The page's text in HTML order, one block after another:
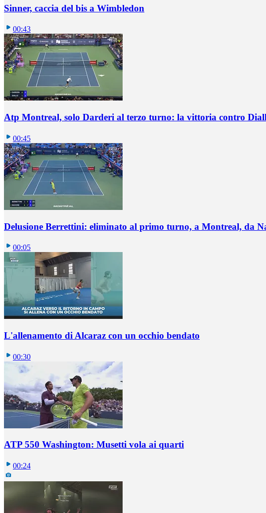
Sinner, caccia del bis a Wimbledon
00:43
Atp Montreal, solo Darderi al terzo turno: la vittoria contro
00:45
Delusione Berrettini: eliminato al primo turno, a Montreal, da
00:05
L'allenamento di Alcaraz con un occhio bendato
00:30
ATP 550 Washington: Musetti vola ai quarti
00:24